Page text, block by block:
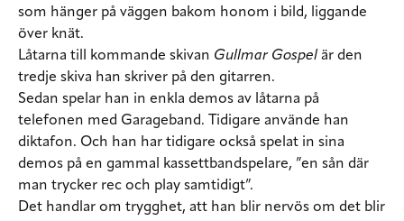
som hänger på väggen bakom honom i bild, liggande
över knät.
Låtarna till kommande skivan Gullmar Gospel är den
tredje skiva han skriver på den gitarren.
Sedan spelar han in enkla demos av låtarna på
telefonen med Garageband. Tidigare använde han
diktafon. Och han har tidigare också spelat in sina
demos på en gammal kassettbandspelare, ”en sån där
man trycker rec och play samtidigt”.
Det handlar om trygghet, att han blir nervös om det blir